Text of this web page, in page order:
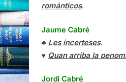
románticos.
Jaume Cabré
♣ Les incerteses.
♥ Quan arriba la
Jordi Cabré